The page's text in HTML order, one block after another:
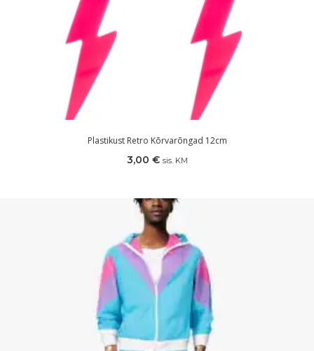
Plastikust Retro Kõrvarõngad 12cm
3,00 € sis. KM